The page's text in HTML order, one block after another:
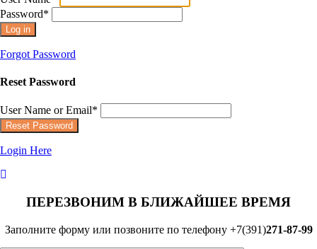
Password*
Forgot Password
Reset Password
User Name or Email*
Login Here
ПЕРЕЗВОНИМ В БЛИЖАЙШЕЕ ВРЕМЯ
Заполните форму или позвоните по телефону +7(391)271-87-99